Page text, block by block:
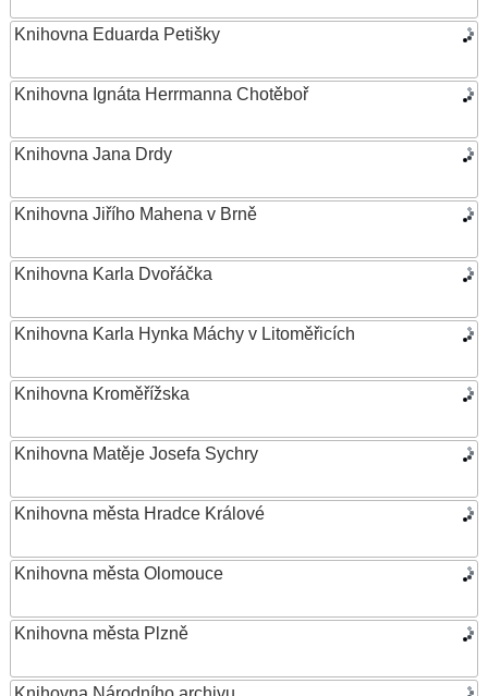
Knihovna Eduarda Petišky
Knihovna Ignáta Herrmanna Chotěboř
Knihovna Jana Drdy
Knihovna Jiřího Mahena v Brně
Knihovna Karla Dvořáčka
Knihovna Karla Hynka Máchy v Litoměřicích
Knihovna Kroměřížska
Knihovna Matěje Josefa Sychry
Knihovna města Hradce Králové
Knihovna města Olomouce
Knihovna města Plzně